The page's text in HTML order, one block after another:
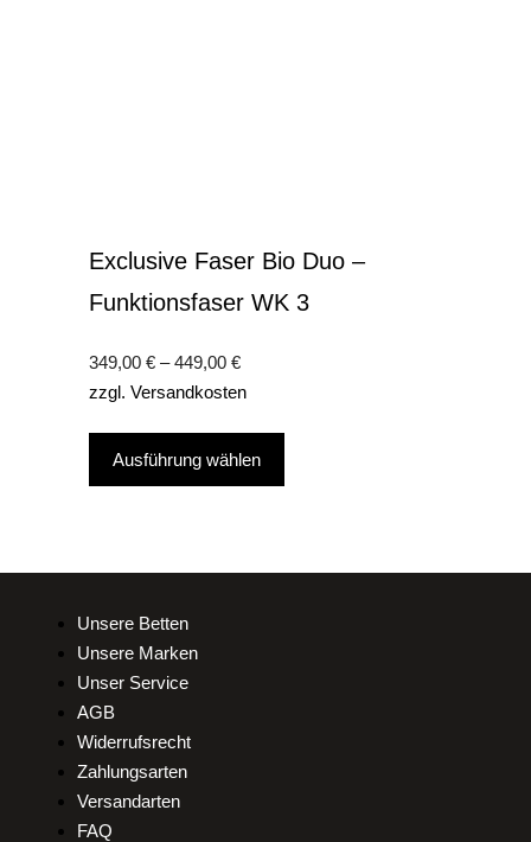
Exclusive Faser Bio Duo –
Funktionsfaser WK 3
349,00 € –449,00 €
zzgl. Versandkosten
Ausführung wählen
Unsere Betten
Unsere Marken
Unser Service
AGB
Widerrufsrecht
Zahlungsarten
Versandarten
FAQ